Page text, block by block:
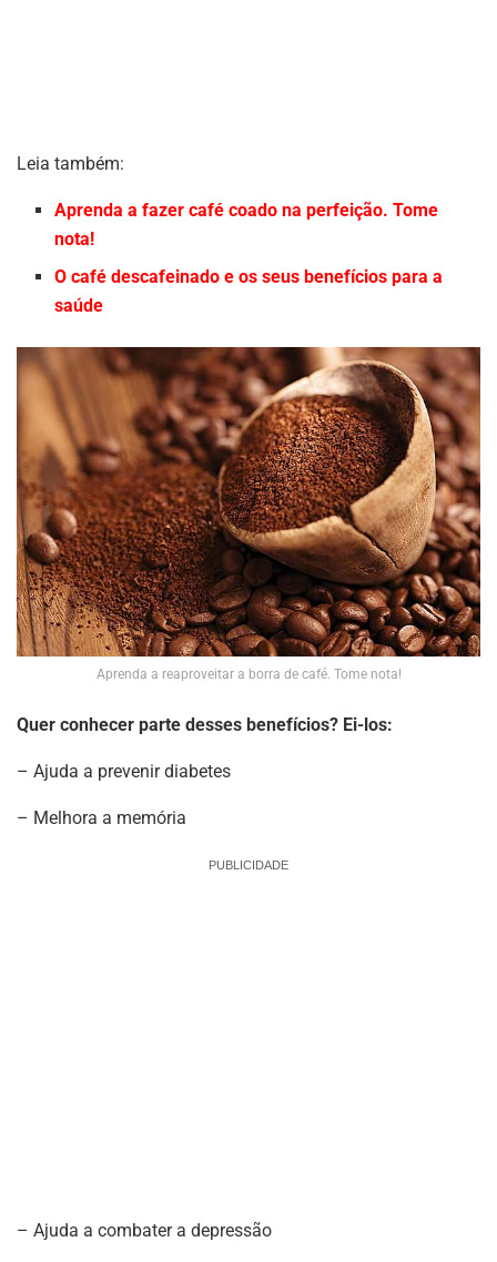
Leia também:
Aprenda a fazer café coado na perfeição. Tome
nota!
O café descafeinado e os seus benefícios para a
saúde
Aprenda a reaproveitar a borra de café. Tome nota!
Quer conhecer parte desses benefícios? Ei-los:
– Ajuda a prevenir diabetes
– Melhora a memória
PUBLICIDADE
– Ajuda a combater a depressão